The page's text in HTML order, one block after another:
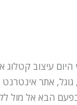
עיצוב קטלוג
אתר אינטרנט
הבא אל מול